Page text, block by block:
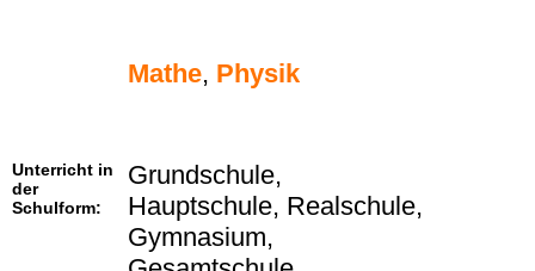
Mathe, Physik
Unterricht in
der
Schulform:
Grundschule,
Hauptschule, Realschule,
Gymnasium,